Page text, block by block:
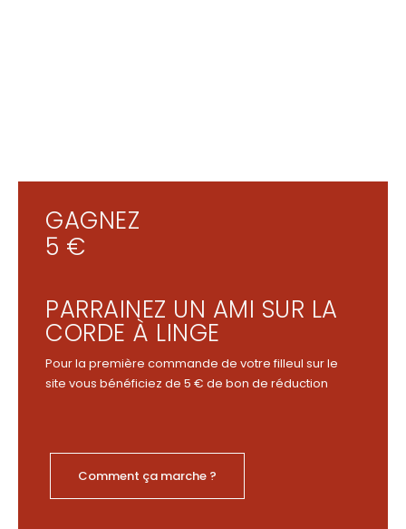
GAGNEZ
5 €
PARRAINEZ UN AMI SUR LA
CORDE À LINGE
Pour la première commande de votre filleul sur le
site vous bénéficiez de 5 € de bon de réduction
Comment ça marche ?